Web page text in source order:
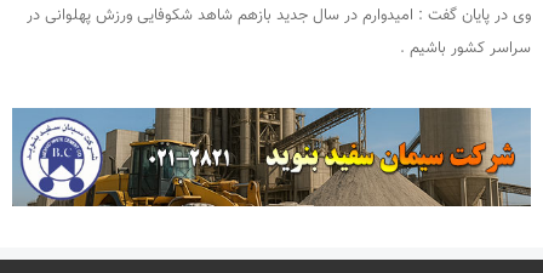
وی در پایان گفت : امیدوارم در سال جدید بازهم شاهد شکوفایی ورزش پهلوانی در
سراسر کشور باشیم .